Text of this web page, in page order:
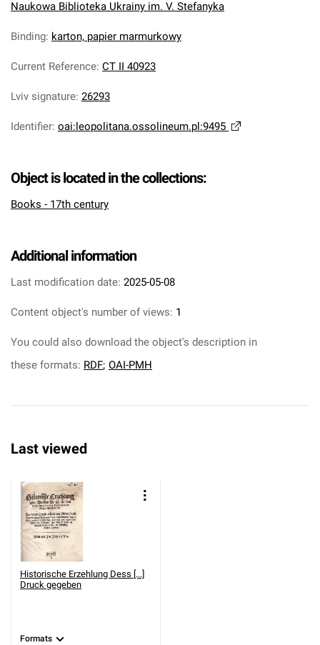
Naukowa Biblioteka Ukrainy im. V. Stefanyka
Binding: karton, papier marmurkowy
Current Reference: CT II 40923
Lviv signature: 26293
Identifier: oai:leopolitana.ossolineum.pl:9495
Object is located in the collections:
Books - 17th century
Additional information
Last modification date: 2025-05-08
Content object's number of views: 1
You could also download the object's description in
these formats: RDF; OAI-PMH
Last viewed
Historische Erzehlung Dess [...]
Druck gegeben
Formats